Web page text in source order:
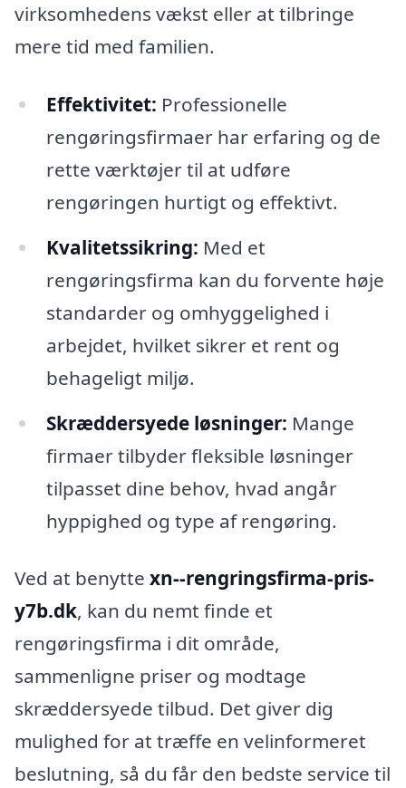
virksomhedens vækst eller at tilbringe
mere tid med familien.
Effektivitet: Professionelle
rengøringsfirmaer har erfaring og de
rette værktøjer til at udføre
rengøringen hurtigt og effektivt.
Kvalitetssikring: Med et
rengøringsfirma kan du forvente høje
standarder og omhyggelighed i
arbejdet, hvilket sikrer et rent og
behageligt miljø.
Skræddersyede løsninger: Mange
firmaer tilbyder fleksible løsninger
tilpasset dine behov, hvad angår
hyppighed og type af rengøring.
Ved at benytte xn--rengringsfirma-pris-
y7b.dk, kan du nemt finde et
rengøringsfirma i dit område,
sammenligne priser og modtage
skræddersyede tilbud. Det giver dig
mulighed for at træffe en velinformeret
beslutning, så du får den bedste service til